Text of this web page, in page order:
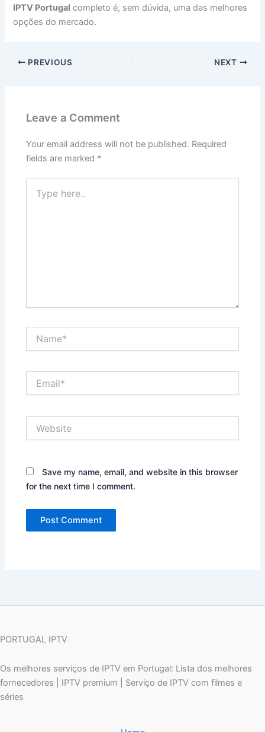
IPTV Portugal completo é, sem dúvida, uma das melhores
opções do mercado.
PREVIOUS NEXT
Leave a Comment
Your email address will not be published. Required
fields are marked *
here..
Save my name, email, and website in this browser
for the next time I comment.
PORTUGAL IPTV
Os melhores serviços de IPTV em Portugal: Lista dos melhores
fornecedores | IPTV premium | Serviço de IPTV com filmes e
séries